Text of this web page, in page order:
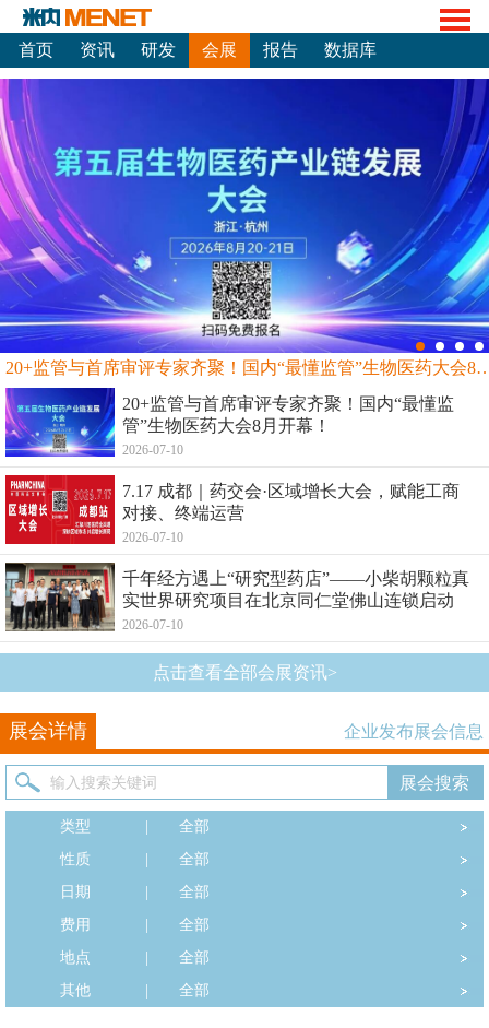
首页 资讯 研发 会展 报告 数据库
20+监管与首席审评专家齐聚！国内“最
20+监管与首席审评专家齐聚！国内“最懂监
管”生物医药大会8月开幕！
2026-07-10
7.17 成都｜药交会·区域增长大会，赋能工商
对接、终端运营
2026-07-10
千年经方遇上“研究型药店”——小柴胡颗粒真
实世界研究项目在北京同仁堂佛山连锁启动
2026-07-10
点击查看全部会展资讯>
展会详情 企业发布展会信息
类型
全部
性质
全部
日期
全部
费用
全部
地点
全部
其他
全部